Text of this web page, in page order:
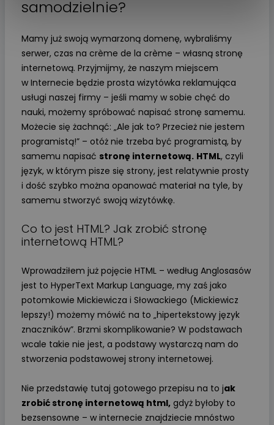
samodzielnie?
Mamy już swoją wymarzoną domenę, wybraliśmy
serwer, czas na crème de la crème – własną stronę
internetową. Przyjmijmy, że naszym miejscem
w Internecie będzie prosta wizytówka reklamująca
usługi naszej firmy – jeśli mamy w sobie chęć do
nauki, możemy spróbować napisać stronę samemu.
Możecie się żachnąć: „Ale jak to? Przecież nie jestem
programistą!” – otóż nie trzeba być programistą, by
samemu napisać stronę internetową. HTML, czyli
język, w którym pisze się strony, jest relatywnie prosty
i dość szybko można opanować materiał na tyle, by
samemu stworzyć swoją wizytówkę.
Co to jest HTML? Jak zrobić stronę
internetową HTML?
Wprowadziłem już pojęcie HTML – według Anglosasów
jest to HyperText Markup Language, my zaś jako
potomkowie Mickiewicza i Słowackiego (Mickiewicz
lepszy!) możemy mówić na to „hipertekstowy język
znaczników”. Brzmi skomplikowanie? W podstawach
wcale takie nie jest, a podstawy wystarczą nam do
stworzenia podstawowej strony internetowej.
Nie przedstawię tutaj gotowego przepisu na to jak
zrobić stronę internetową html, gdyż byłoby to
bezsensowne – w internecie znajdziecie mnóstwo